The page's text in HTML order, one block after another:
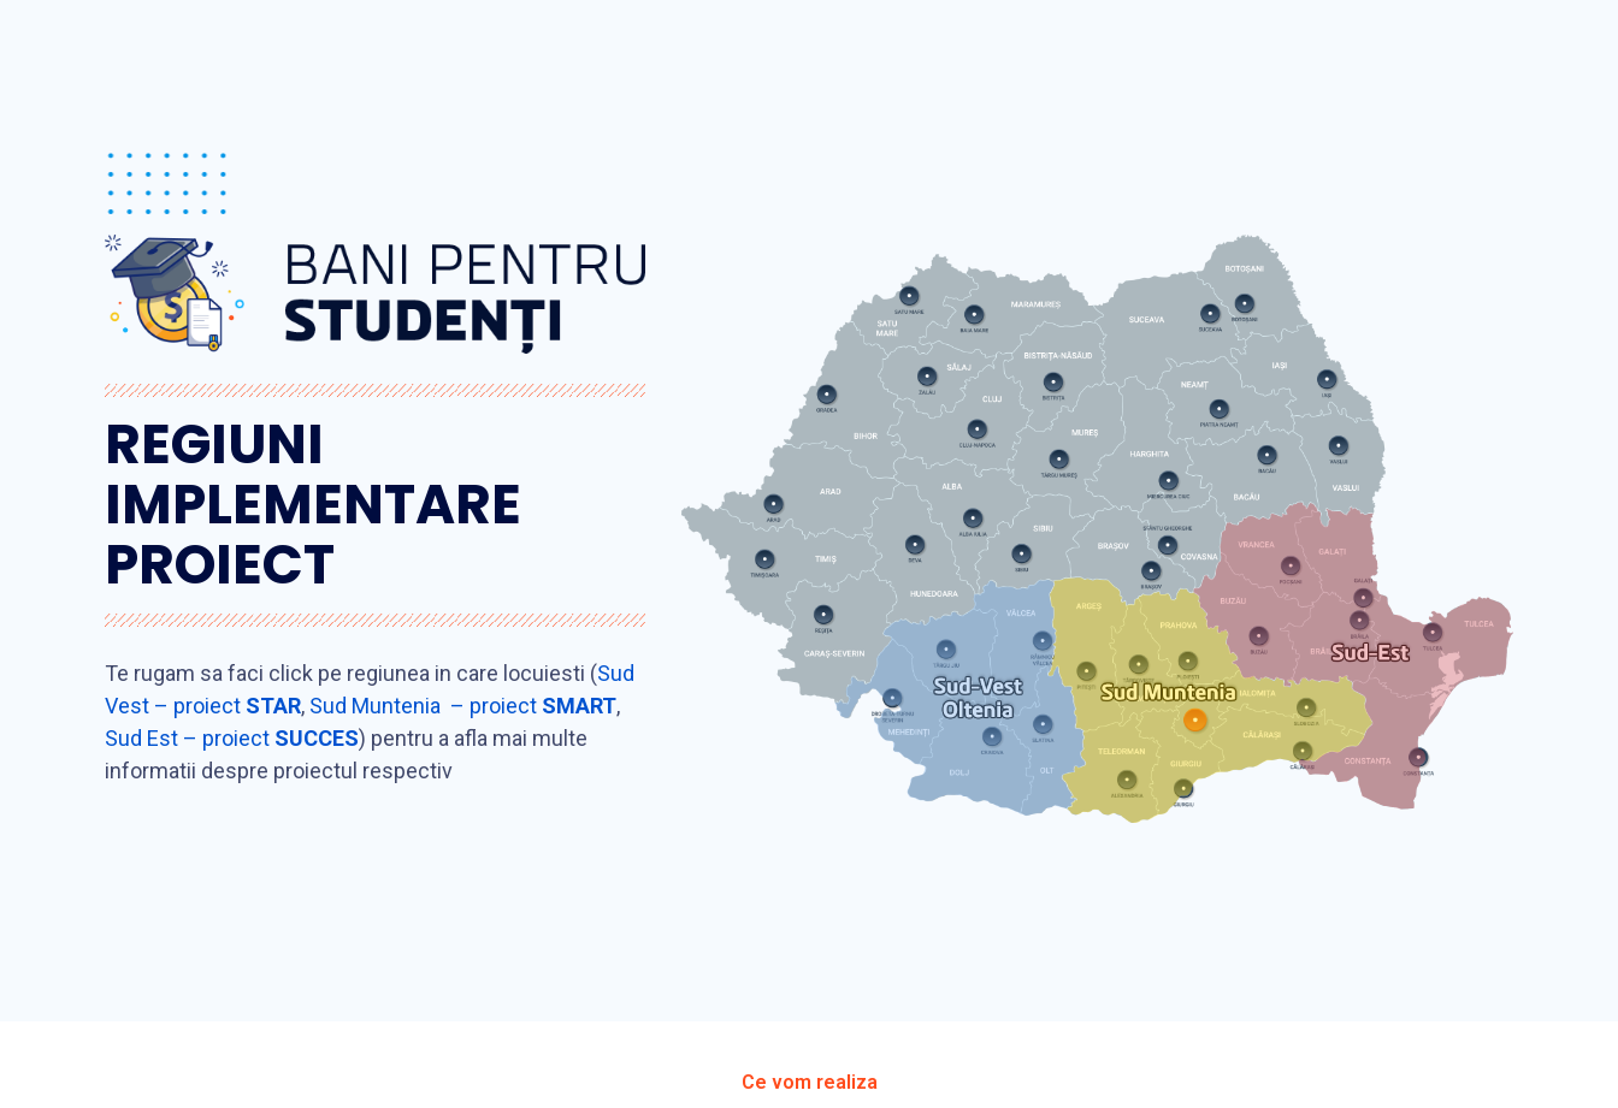
REGIUNI
IMPLEMENTARE
PROIECT
Te rugam sa faci click pe regiunea in care locuiesti (Sud
Vest – proiect STAR, Sud Muntenia – proiect SMART,
Sud Est – proiect SUCCES) pentru a afla mai multe
informatii despre proiectul respectiv
Ce vom realiza